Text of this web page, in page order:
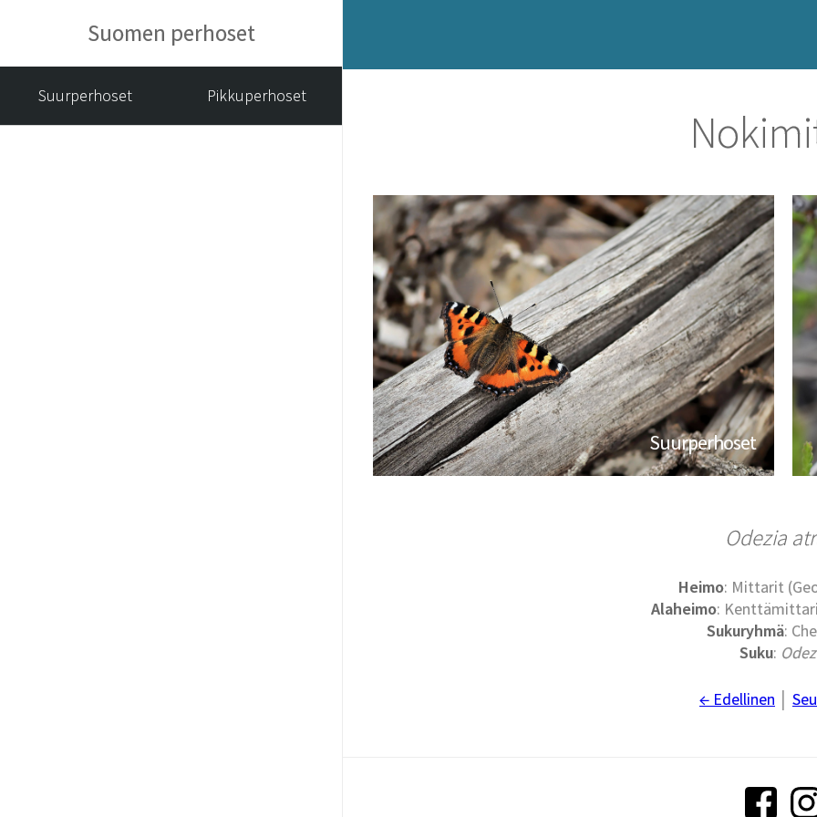
Suomen perhoset
Suurperhoset Pikkuperhoset
Suurperhoset
Odezia
Heimo: Mittarit
Alaheimo:
Sukuryhmä:
Suku:
← Edellinen